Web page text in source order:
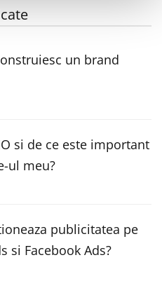
un brand
si de ce este important
ul meu?
publicitatea pe
si Facebook Ads?